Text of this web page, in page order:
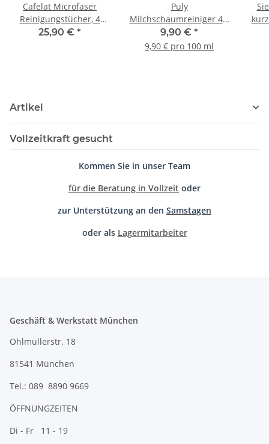
Cafelat Microfaser
Reinigungstücher, 4
Stück
25,90 € *
Puly
Milchschaumreiniger 4 x
25 ml
9,90 € *
9,90 € pro 100 ml
Artikel
Vollzeitkraft gesucht
Kommen Sie in unser Team
für die Beratung in Vollzeit oder
zur Unterstützung an den Samstagen
oder als Lagermitarbeiter
Geschäft & Werkstatt München
Ohlmüllerstr. 18
81541 München
Tel.: 089 8890 9669
ÖFFNUNGZEITEN
Di - Fr 11 - 19